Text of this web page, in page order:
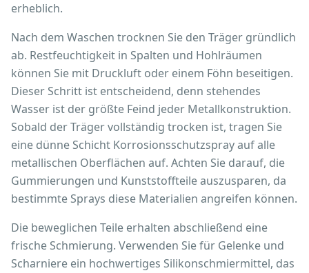
erheblich.
Nach dem Waschen trocknen Sie den Träger gründlich
ab. Restfeuchtigkeit in Spalten und Hohlräumen
können Sie mit Druckluft oder einem Föhn beseitigen.
Dieser Schritt ist entscheidend, denn stehendes
Wasser ist der größte Feind jeder Metallkonstruktion.
Sobald der Träger vollständig trocken ist, tragen Sie
eine dünne Schicht Korrosionsschutzspray auf alle
metallischen Oberflächen auf. Achten Sie darauf, die
Gummierungen und Kunststoffteile auszusparen, da
bestimmte Sprays diese Materialien angreifen können.
Die beweglichen Teile erhalten abschließend eine
frische Schmierung. Verwenden Sie für Gelenke und
Scharniere ein hochwertiges Silikonschmiermittel, das